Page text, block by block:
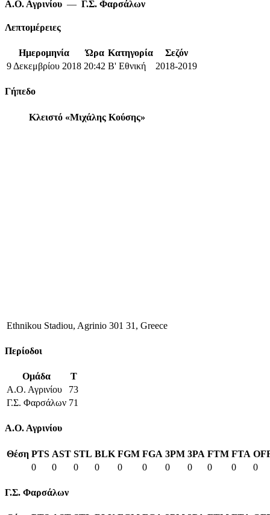
Α.Ο. Αγρινίου — Γ.Σ. Φαρσάλων
Λεπτομέρειες
Ημερομηνία Ώρα Κατηγορία
Σεζόν
9 Δεκεμβρίου 2018 20:42 Β' Εθνική 2018-2019
Γήπεδο
Κλειστό «Μιχάλης Κούσης»
Ethnikou Stadiou, Agrinio 301 31, Greece
Περίοδοι
Ομάδα
T
Α.Ο. Αγρινίου
73
Γ.Σ. Φαρσάλων 71
Α.Ο. Αγρινίου
Θέση PTS AST STL BLK FGM FGA 3PM 3PA FTM FTA
0
0 0 0 0 0 0 0 0 0 0
Γ.Σ. Φαρσάλων